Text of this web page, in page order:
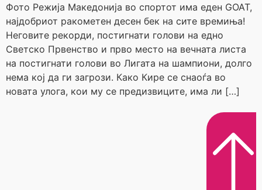
Фото Режија Македонија во спортот има еден GOAT,
најдобриот ракометен десен бек на сите времиња!
Неговите рекорди, постигнати голови на едно
Светско Првенство и прво место на вечната листа
на постигнати голови во Лигата на шампиони, долго
нема кој да ги загрози. Како Кире се снаоѓа во
новата улога, кои му се предизвиците, има ли […]